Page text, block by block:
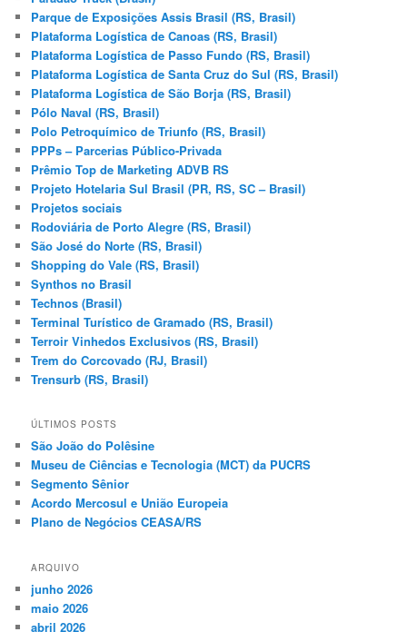
Parque de Exposições Assis Brasil (RS, Brasil)
Plataforma Logística de Canoas (RS, Brasil)
Plataforma Logística de Passo Fundo (RS, Brasil)
Plataforma Logística de Santa Cruz do Sul (RS, Brasil)
Plataforma Logística de São Borja (RS, Brasil)
Pólo Naval (RS, Brasil)
Polo Petroquímico de Triunfo (RS, Brasil)
PPPs – Parcerias Público-Privada
Prêmio Top de Marketing ADVB RS
Projeto Hotelaria Sul Brasil (PR, RS, SC – Brasil)
Projetos sociais
Rodoviária de Porto Alegre (RS, Brasil)
São José do Norte (RS, Brasil)
Shopping do Vale (RS, Brasil)
Synthos no Brasil
Technos (Brasil)
Terminal Turístico de Gramado (RS, Brasil)
Terroir Vinhedos Exclusivos (RS, Brasil)
Trem do Corcovado (RJ, Brasil)
Trensurb (RS, Brasil)
ÚLTIMOS POSTS
São João do Polêsine
Museu de Ciências e Tecnologia (MCT) da PUCRS
Segmento Sênior
Acordo Mercosul e União Europeia
Plano de Negócios CEASA/RS
ARQUIVO
junho 2026
maio 2026
abril 2026